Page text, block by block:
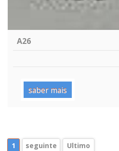
A26
saber mais
1 seguinte Ultimo